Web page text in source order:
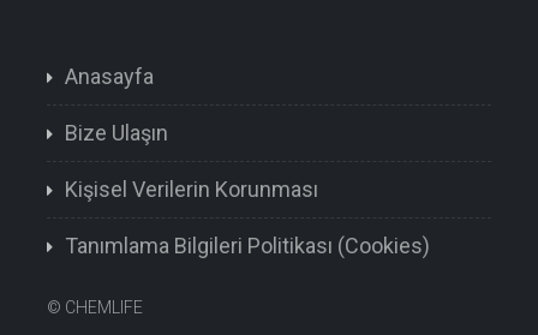
Anasayfa
Bize Ulaşın
Kişisel Verilerin Korunması
Tanımlama Bilgileri Politikası (Cookies)
© CHEMLIFE